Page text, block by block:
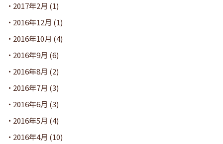
2017年2月 (1)
2016年12月 (1)
2016年10月 (4)
2016年9月 (6)
2016年8月 (2)
2016年7月 (3)
2016年6月 (3)
2016年5月 (4)
2016年4月 (10)